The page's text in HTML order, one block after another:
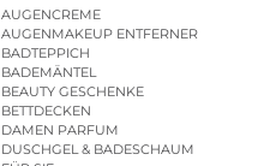
AUGENCREME
AUGENMAKEUP ENTFERNER
BADTEPPICH
BADEMÄNTEL
BEAUTY GESCHENKE
BETTDECKEN
DAMEN PARFUM
DUSCHGEL & BADESCHAUM